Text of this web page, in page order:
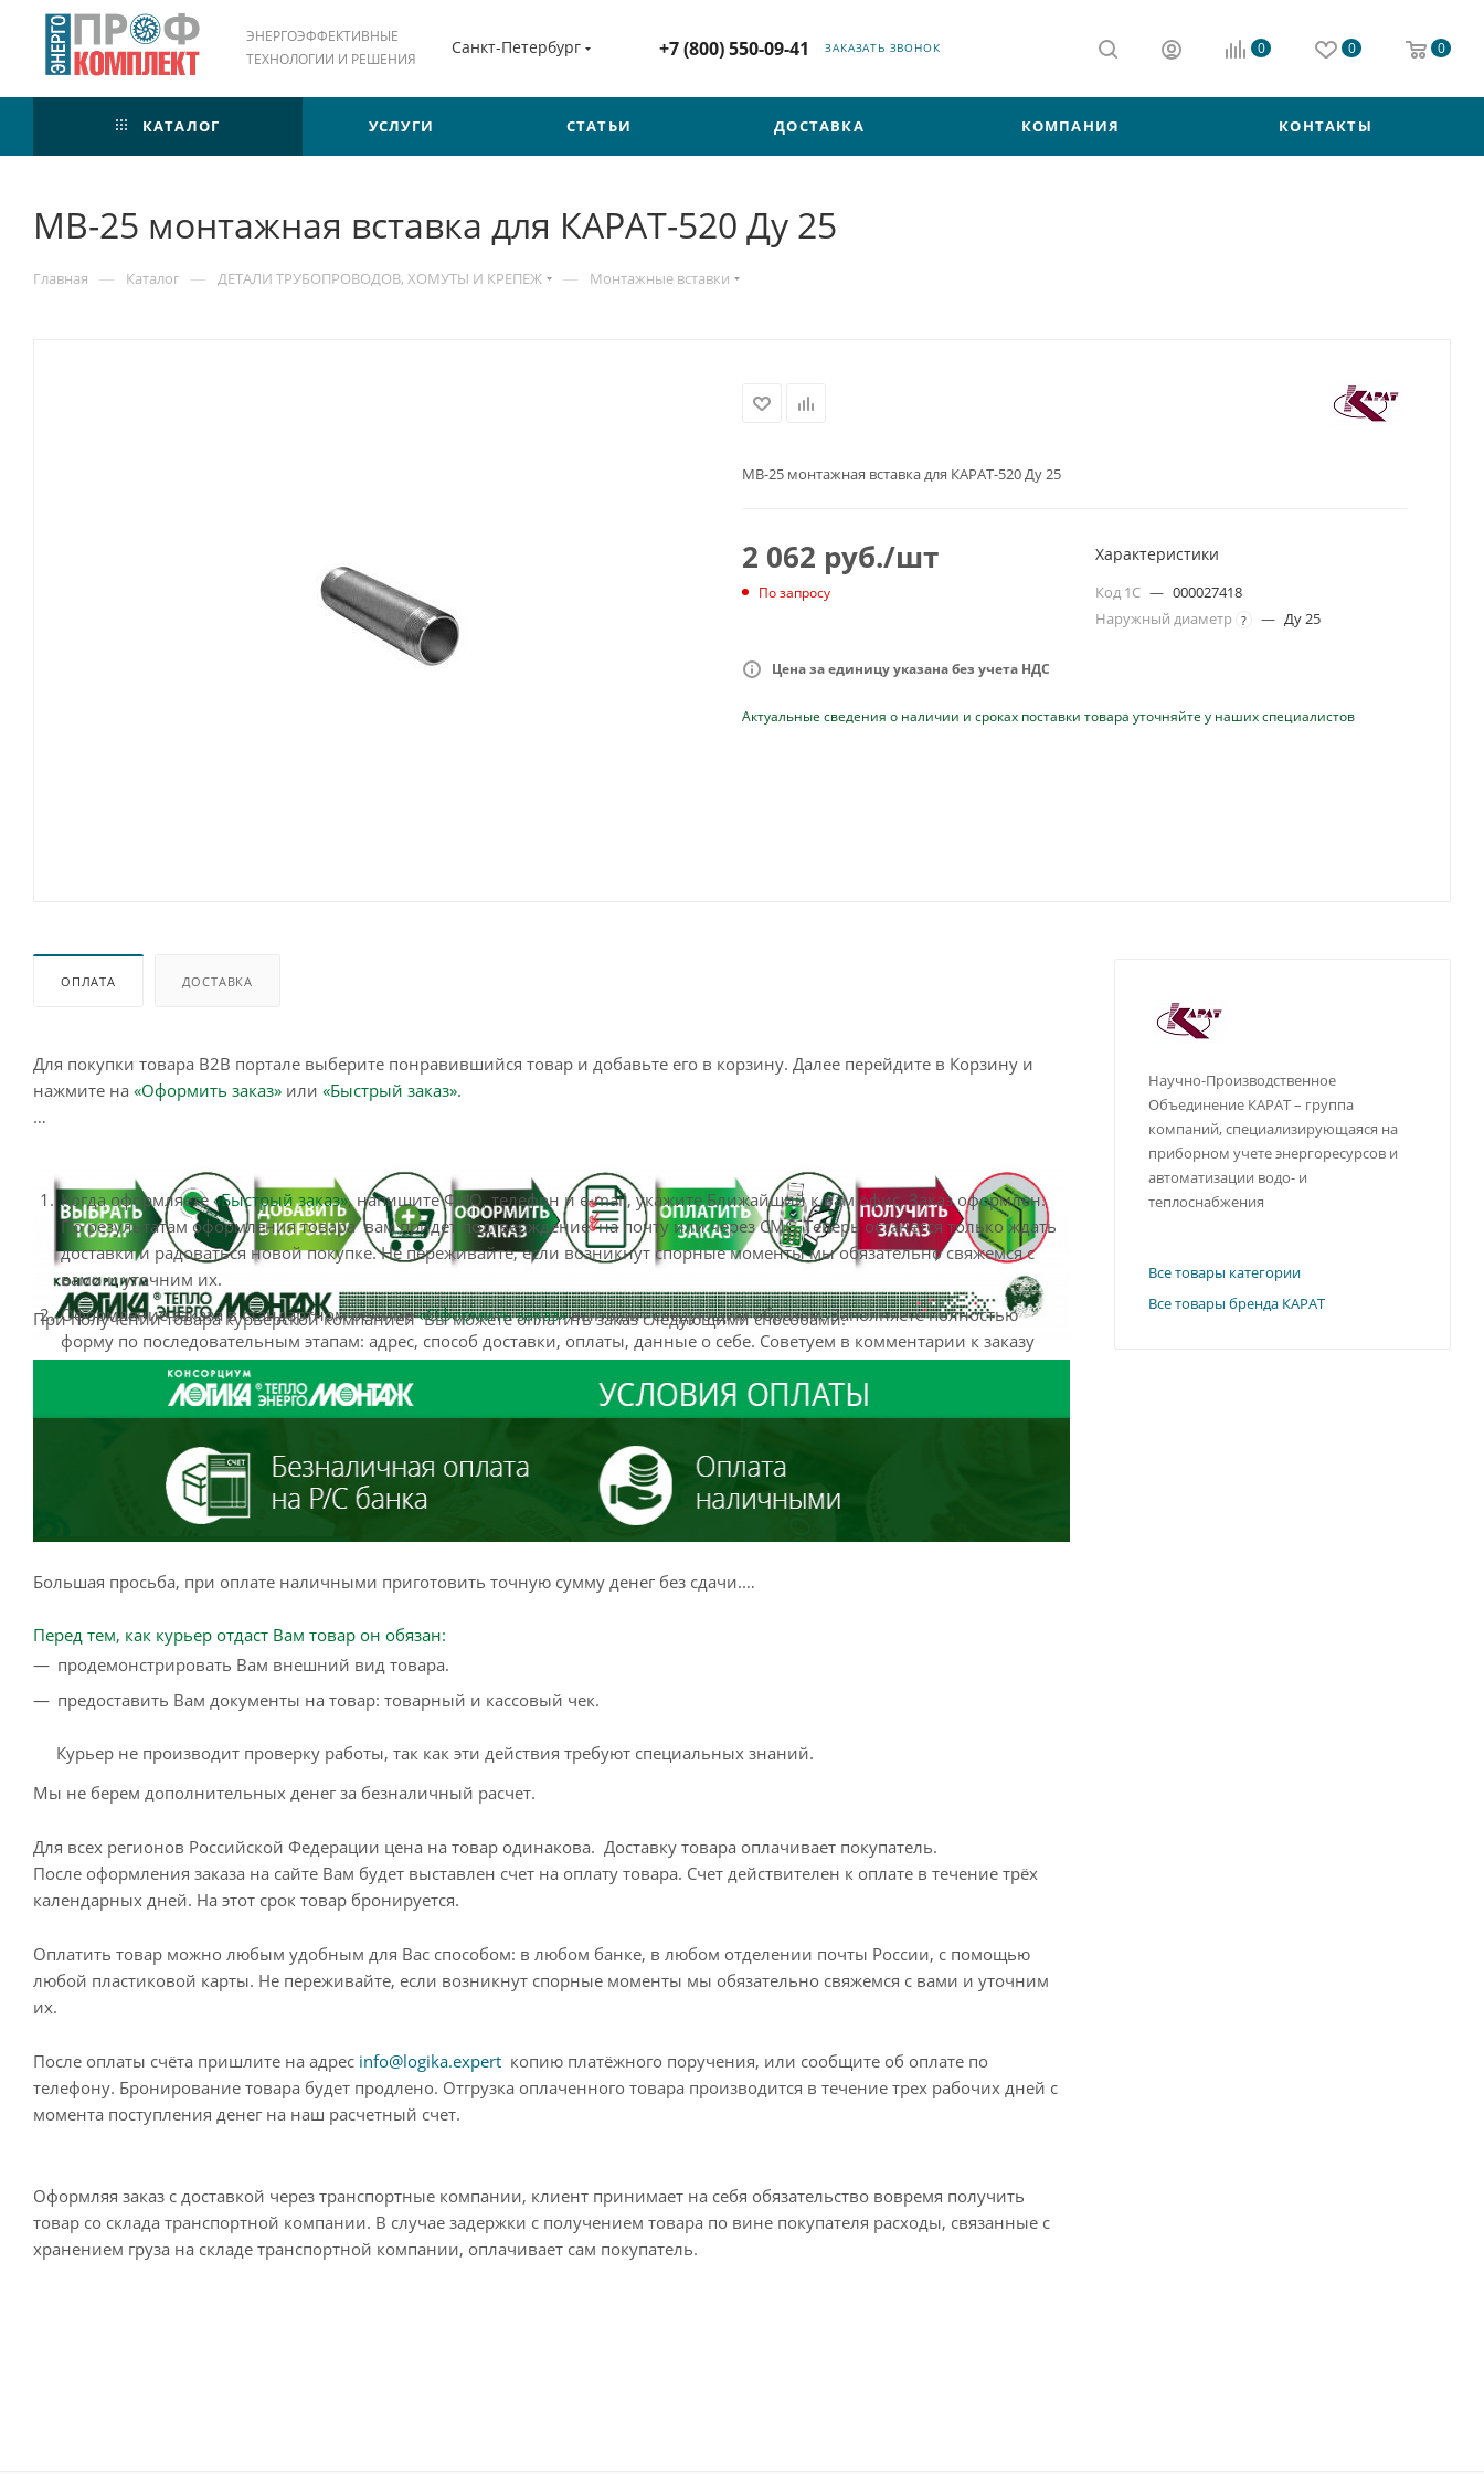
ЭНЕРГОЭФФЕКТИВНЫЕ
ТЕХНОЛОГИИ И РЕШЕНИЯ
Санкт-Петербург +7 (800) 550-09-41 ЗАКАЗАТЬ ЗВОНОК 0 0 0
КАТАЛОГ УСЛУГИ СТАТЬИ ДОСТАВКА КОМПАНИЯ КОНТАКТЫ
МВ-25 монтажная вставка для КАРАТ-520 Ду 25
Главная — Каталог — ДЕТАЛИ ТРУБОПРОВОДОВ, ХОМУТЫ И КРЕПЕЖ — Монтажные вставки
МВ-25 монтажная вставка для КАРАТ-520 Ду 25
2 062 руб./шт
По запросу
Цена за единицу указана без учета НДС
Характеристики
Код 1С — 000027418
Наружный диаметр ? — Ду 25
Актуальные сведения о наличии и сроках поставки товара уточняйте у наших специалистов
ОПЛАТА ДОСТАВКА
Для покупки товара B2B портале выберите понравившийся товар и добавьте его в корзину. Далее перейдите в Корзину и
нажмите на «Оформить заказ» или «Быстрый заказ».
Когда оформляете «Быстрый заказ», напишите ФИО, телефон и e-mail, укажите Ближайший к вам офис. Заказ оформлен.
По результатам оформления товара вам придет подтверждение на почту или через СМС. Теперь останется только ждать
доставки и радоваться новой покупке. Не переживайте, если возникнут спорные моменты мы обязательно свяжемся с
вами и уточним их.
Оформление заказа в стандартном режиме«Оформить заказ»выглядит следующим образом. Заполняете полностью
форму по последовательным этапам: адрес, способ доставки, оплаты, данные о себе. Советуем в комментарии к заказу
написать информацию, которая поможет курьеру вас найти. Нажмите кнопку«Оформить заказ».
При получении товара курьерской компанией Вы можете оплатить заказ следующими способами:
Большая просьба, при оплате наличными приготовить точную сумму денег без сдачи.
Перед тем, как курьер отдаст Вам товар он обязан:
продемонстрировать Вам внешний вид товара.
предоставить Вам документы на товар: товарный и кассовый чек.
Курьер не производит проверку работы, так как эти действия требуют специальных знаний.
Мы не берем дополнительных денег за безналичный расчет.
Для всех регионов Российской Федерации цена на товар одинакова. Доставку товара оплачивает покупатель.
После оформления заказа на сайте Вам будет выставлен счет на оплату товара. Счет действителен к оплате в течение трёх
календарных дней. На этот срок товар бронируется.
Оплатить товар можно любым удобным для Вас способом: в любом банке, в любом отделении почты России, с помощью
любой пластиковой карты. Не переживайте, если возникнут спорные моменты мы обязательно свяжемся с вами и уточним
их.
После оплаты счёта пришлите на адрес info@logika.expert копию платёжного поручения, или сообщите об оплате по
телефону. Бронирование товара будет продлено. Отгрузка оплаченного товара производится в течение трех рабочих дней с
момента поступления денег на наш расчетный счет.
Оформляя заказ с доставкой через транспортные компании, клиент принимает на себя обязательство вовремя получить
товар со склада транспортной компании. В случае задержки с получением товара по вине покупателя расходы, связанные с
хранением груза на складе транспортной компании, оплачивает сам покупатель.
Научно-Производственное
Объединение КАРАТ – группа
компаний, специализирующаяся на
приборном учете энергоресурсов и
автоматизации водо- и
теплоснабжения
Все товары категории
Все товары бренда КАРАТ